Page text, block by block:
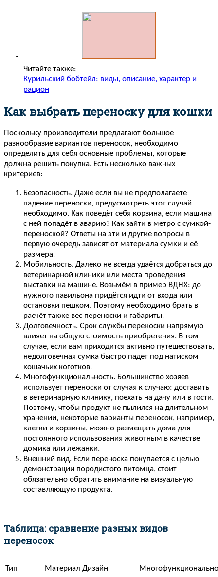
Читайте также:
Курильский бобтейл: виды, описание, характер и
рацион
Как выбрать переноску для кошки
Поскольку производители предлагают большое
разнообразие вариантов переносок, необходимо
определить для себя основные проблемы, которые
должна решить покупка. Есть несколько важных
критериев:
Безопасность. Даже если вы не предполагаете
падение переноски, предусмотреть этот случай
необходимо. Как поведёт себя корзина, если машина
с ней попадёт в аварию? Как зайти в метро с сумкой-
переноской? Ответы на эти и другие вопросы в
первую очередь зависят от материала сумки и её
размера.
Мобильность. Далеко не всегда удаётся добраться до
ветеринарной клиники или места проведения
выставки на машине. Возьмём в пример ВДНХ: до
нужного павильона придётся идти от входа или
остановки пешком. Поэтому необходимо брать в
расчёт также вес переноски и габариты.
Долговечность. Срок службы переноски напрямую
влияет на общую стоимость приобретения. В том
случае, если вам приходится активно путешествовать,
недолговечная сумка быстро падёт под натиском
кошачьих коготков.
Многофункциональность. Большинство хозяев
использует переноски от случая к случаю: доставить
в ветеринарную клинику, поехать на дачу или в гости.
Поэтому, чтобы продукт не пылился на длительном
хранении, некоторые варианты переносок, например,
клетки и корзины, можно размещать дома для
постоянного использования животным в качестве
домика или лежанки.
Внешний вид. Если переноска покупается с целью
демонстрации породистого питомца, стоит
обязательно обратить внимание на визуальную
составляющую продукта.
Таблица: сравнение разных видов
переносок
Тип Материал Дизайн